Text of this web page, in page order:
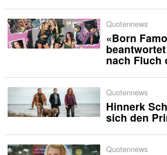
Quotennews
«Born
nach Fluch
Quotennews
Hinnerk
sich den
Quotennews